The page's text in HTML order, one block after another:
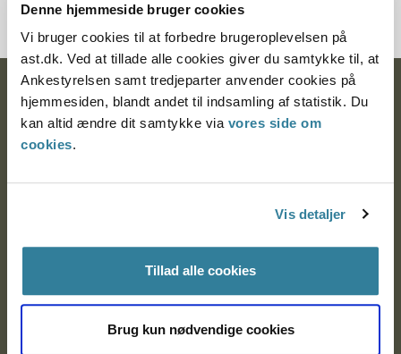
Denne hjemmeside bruger cookies
Vi bruger cookies til at forbedre brugeroplevelsen på
ast.dk. Ved at tillade alle cookies giver du samtykke til, at
Ankestyrelsen samt tredjeparter anvender cookies på
hjemmesiden, blandt andet til indsamling af statistik. Du
kan altid ændre dit samtykke via vores side om
cookies.
Vis detaljer
Tillad alle cookies
Brug kun nødvendige cookies
Ankestyrelsen
Ankestyrelsen Aalborg